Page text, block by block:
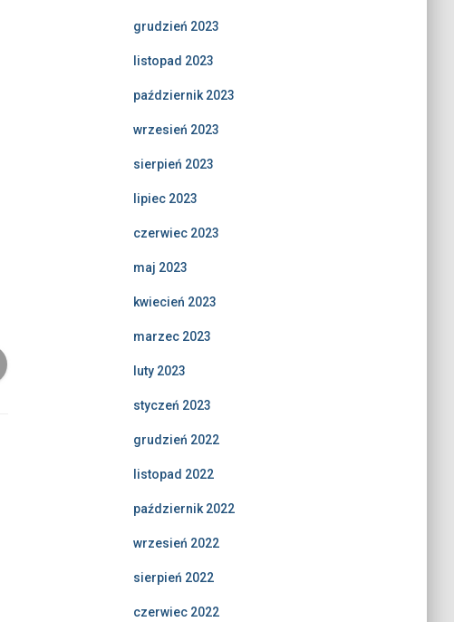
grudzień 2023
listopad 2023
październik 2023
wrzesień 2023
sierpień 2023
lipiec 2023
czerwiec 2023
maj 2023
kwiecień 2023
marzec 2023
luty 2023
styczeń 2023
grudzień 2022
listopad 2022
październik 2022
wrzesień 2022
sierpień 2022
czerwiec 2022